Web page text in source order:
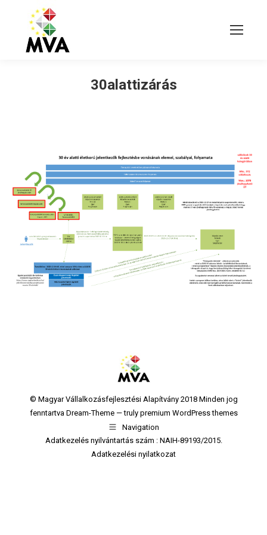
30alattizárás
© Magyar Vállalkozásfejlesztési Alapítvány 2018 Minden jog
fenntartva Dream-Theme — truly premium WordPress themes
Navigation
Adatkezelés nyilvántartás szám : NAIH-89193/2015.
Adatkezelési nyilatkozat